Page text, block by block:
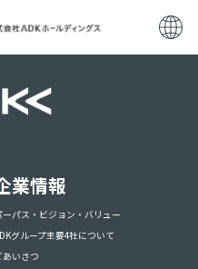
業情報
ーパス・ビジョン・バリュー
グループ主要4社について
あいさつ